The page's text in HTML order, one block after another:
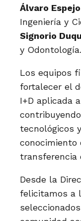
Álvaro
Ingeniería y
Signorio
y Odontología.
Los equipos
fortalecer el
I+D aplicada
tecnológicos
conocimiento
transferencia
Desde la
felicitamos a